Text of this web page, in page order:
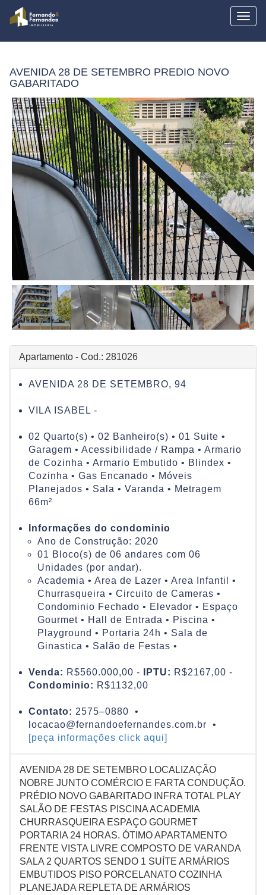
AVENIDA 28 DE SETEMBRO PREDIO NOVO
GABARITADO
Apartamento - Cod.: 281026
AVENIDA 28 DE SETEMBRO, 94
VILA ISABEL -
02 Quarto(s) • 02 Banheiro(s) • 01 Suite •
Garagem • Acessibilidade / Rampa • Armario
de Cozinha • Armario Embutido • Blindex •
Cozinha • Gas Encanado • Móveis
Planejados • Sala • Varanda • Metragem
66m²
Informações do condominio
Ano de Construção: 2020
01 Bloco(s) de 06 andares com 06
Unidades (por andar).
Academia • Area de Lazer • Area Infantil •
Churrasqueira • Circuito de Cameras •
Condominio Fechado • Elevador • Espaço
Gourmet • Hall de Entrada • Piscina •
Playground • Portaria 24h • Sala de
Ginastica • Salão de Festas •
Venda: R$560.000,00 - IPTU: R$2167,00 -
Condominio: R$1132,00
Contato: 2575–0880 •
locacao@fernandoefernandes.com.br •
[peça informações click aqui]
AVENIDA 28 DE SETEMBRO LOCALIZAÇÃO
NOBRE JUNTO COMÉRCIO E FARTA CONDUÇÃO.
PRÉDIO NOVO GABARITADO INFRA TOTAL PLAY
SALÃO DE FESTAS PISCINA ACADEMIA
CHURRASQUEIRA ESPAÇO GOURMET
PORTARIA 24 HORAS. ÓTIMO APARTAMENTO
FRENTE VISTA LIVRE COMPOSTO DE VARANDA
SALA 2 QUARTOS SENDO 1 SUÍTE ARMÁRIOS
EMBUTIDOS PISO PORCELANATO COZINHA
PLANEJADA REPLETA DE ARMÁRIOS